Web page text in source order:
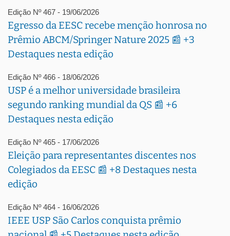
Edição Nº 467 - 19/06/2026
Egresso da EESC recebe menção honrosa no
Prêmio ABCM/Springer Nature 2025 📰 +3
Destaques nesta edição
Edição Nº 466 - 18/06/2026
USP é a melhor universidade brasileira
segundo ranking mundial da QS 📰 +6
Destaques nesta edição
Edição Nº 465 - 17/06/2026
Eleição para representantes discentes nos
Colegiados da EESC 📰 +8 Destaques nesta
edição
Edição Nº 464 - 16/06/2026
IEEE USP São Carlos conquista prêmio